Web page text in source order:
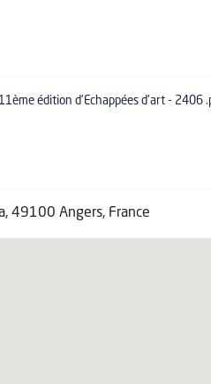
édition d'Echappées d'art - 2406
49100 Angers, France